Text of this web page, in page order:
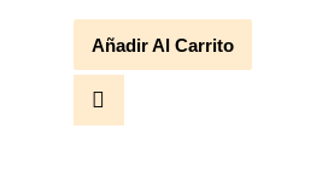
Añadir Al Carrito